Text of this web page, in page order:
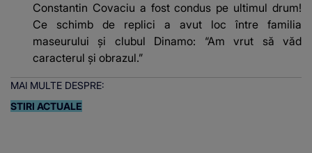
Constantin Covaciu a fost condus pe ultimul drum!
Ce schimb de replici a avut loc între familia
maseurului și clubul Dinamo: “Am vrut să văd
caracterul și obrazul.”
MAI MULTE DESPRE:
STIRI ACTUALE